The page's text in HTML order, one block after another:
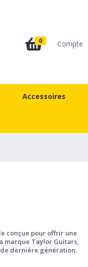
0 Compte
Accessoires
conçue pour offrir une
marque Taylor Guitars,
dernière génération.